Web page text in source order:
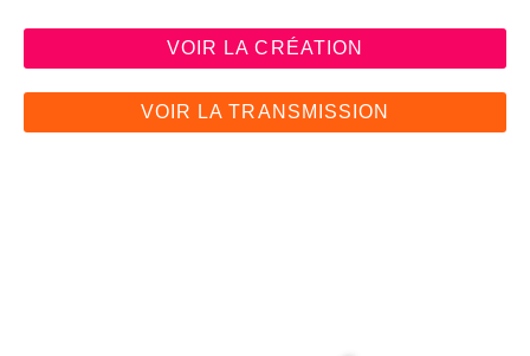
VOIR LA CRÉATION
VOIR LA TRANSMISSION